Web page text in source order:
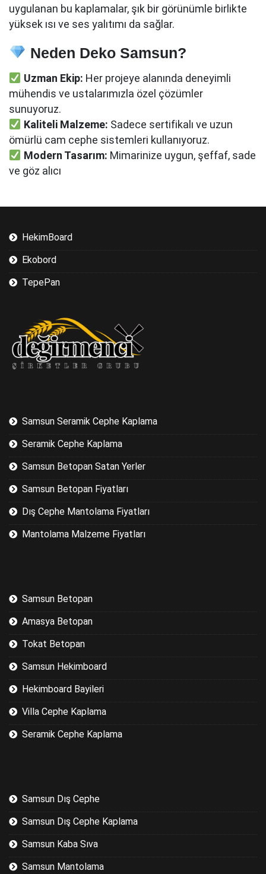
uygulanan bu kaplamalar, şık bir görünümle birlikte
yüksek ısı ve ses yalıtımı da sağlar.
Neden Deko Samsun?
Uzman Ekip: Her projeye alanında deneyimli
mühendis ve ustalarımızla özel çözümler
sunuyoruz.
Kaliteli Malzeme: Sadece sertifikalı ve uzun
ömürlü cam cephe sistemleri kullanıyoruz.
Modern Tasarım: Mimarinize uygun, şeffaf, sade
ve göz alıcı
HekimBoard
Ekobord
TepePan
Samsun Seramik Cephe Kaplama
Seramik Cephe Kaplama
Samsun Betopan Satan Yerler
Samsun Betopan Fiyatları
Dış Cephe Mantolama Fiyatları
Mantolama Malzeme Fiyatları
Samsun Betopan
Amasya Betopan
Tokat Betopan
Samsun Hekimboard
Hekimboard Bayileri
Villa Cephe Kaplama
Seramik Cephe Kaplama
Samsun Dış Cephe
Samsun Dış Cephe Kaplama
Samsun Kaba Sıva
Samsun Mantolama